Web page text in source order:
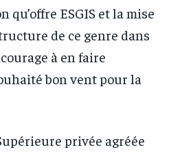
ESGIS et la mise
de ce genre dans
à en faire
bon vent pour la
privée agréée